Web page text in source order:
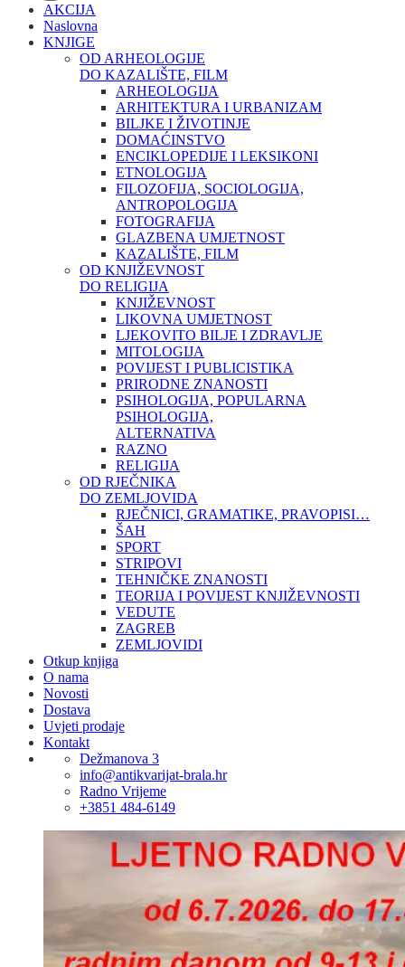
AKCIJA
Naslovna
KNJIGE
OD ARHEOLOGIJE
DO KAZALIŠTE, FILM
ARHEOLOGIJA
ARHITEKTURA I URBANIZAM
BILJKE I ŽIVOTINJE
DOMAĆINSTVO
ENCIKLOPEDIJE I LEKSIKONI
ETNOLOGIJA
FILOZOFIJA, SOCIOLOGIJA,
ANTROPOLOGIJA
FOTOGRAFIJA
GLAZBENA UMJETNOST
KAZALIŠTE, FILM
OD KNJIŽEVNOST
DO RELIGIJA
KNJIŽEVNOST
LIKOVNA UMJETNOST
LJEKOVITO BILJE I ZDRAVLJE
MITOLOGIJA
POVIJEST I PUBLICISTIKA
PRIRODNE ZNANOSTI
PSIHOLOGIJA, POPULARNA
PSIHOLOGIJA,
ALTERNATIVA
RAZNO
RELIGIJA
OD RJEČNIKA
DO ZEMLJOVIDA
RJEČNICI, GRAMATIKE, PRAVOPISI…
ŠAH
SPORT
STRIPOVI
TEHNIČKE ZNANOSTI
TEORIJA I POVIJEST KNJIŽEVNOSTI
VEDUTE
ZAGREB
ZEMLJOVIDI
Otkup knjiga
O nama
Novosti
Dostava
Uvjeti prodaje
Kontakt
Dežmanova 3
info@antikvarijat-brala.hr
Radno Vrijeme
+3851 484-6149